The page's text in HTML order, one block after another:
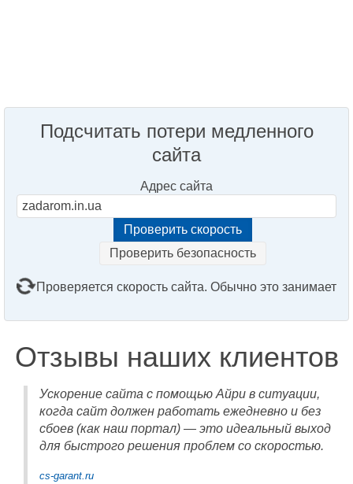
Подсчитать потери медленного
сайта
Адрес сайта
Проверить безопасность
Проверяется скорость сайта. Обычно это занимает
Отзывы наших клиентов
Ускорение сайта с помощью Айри в ситуации,
когда сайт должен работать ежедневно и без
сбоев (как наш портал) — это идеальный выход
для быстрого решения проблем со скоростью.
cs-garant.ru